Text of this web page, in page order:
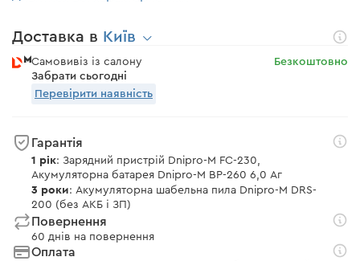
Доставка в Київ
Самовивіз із салону
Забрати сьогодні
Безкоштовно
Перевірити наявність
Гарантія
1 рік: Зарядний пристрій Dnipro-M FC-230,
Акумуляторна батарея Dnipro-M BP-260 6,0 Аг
3 роки: Акумуляторна шабельна пила Dnipro-M DRS-
200 (без АКБ і ЗП)
Повернення
60 днів на повернення
Оплата